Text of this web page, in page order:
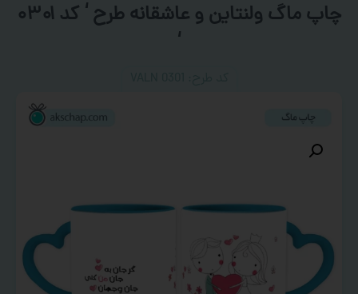
چاپ ماگ ولنتاین و عاشقانه طرح ‘ کد ۰۳۰۱
‘